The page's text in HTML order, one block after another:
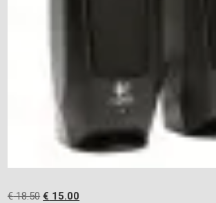
€18.50 Oorspronkelijke
€ 15.00